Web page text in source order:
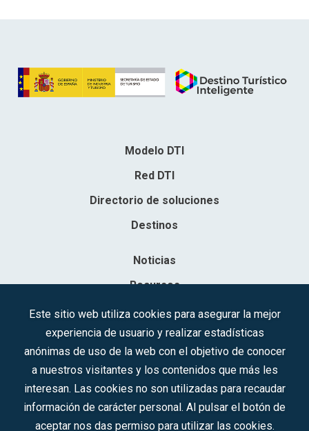
Modelo DTI
Red DTI
Directorio de soluciones
Destinos
Noticias
Recursos
Contacto
Sociedad Mercantil Estatal para la Gestión de la Innovación y las
Este sitio web utiliza cookies para asegurar la mejor
experiencia de usuario y realizar estadísticas
anónimas de uso de la web con el objetivo de conocer
a nuestros visitantes y los contenidos que más les
interesan. Las cookies no son utilizadas para recaudar
información de carácter personal. Al pulsar el botón de
aceptar nos das permiso para utilizar las cookies.